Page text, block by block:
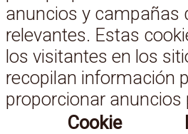
anuncios y campañas
relevantes. Estas
los visitantes en los
recopilan información
proporcionar anuncios
Cookie